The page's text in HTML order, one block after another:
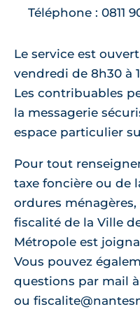
Téléphone : 0811
Le service est
vendredi de 8h30 à
Les contribuables
la messagerie
espace particulier
Pour tout
taxe foncière ou de
ordures ménagères,
fiscalité de la Ville
Métropole est
Vous pouvez
questions par mail
ou